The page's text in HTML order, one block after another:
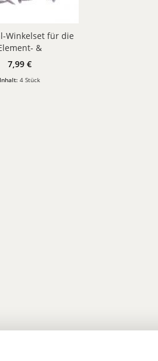
Winkelset für die
&
7,99 €
Inhalt: 4 Stück